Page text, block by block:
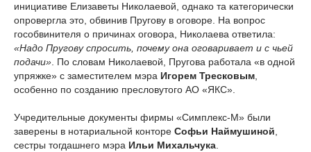
инициативе Елизаветы Николаевой, однако та категорически
опровергла это, обвинив Пругову в оговоре. На вопрос
гособвинителя о причинах оговора, Николаева ответила:
«Надо Пругову спросить, почему она оговаривает и с чьей
подачи» . По словам Николаевой, Пругова работала «в одной
упряжке» с заместителем мэра Игорем Тресковым
особенно по созданию пресловутого АО «ЯКС».
Учредительные документы фирмы «Симплекс-М» были
заверены в нотариальной конторе Софьи Наймушиной
сестры тогдашнего мэра Ильи Михальчука